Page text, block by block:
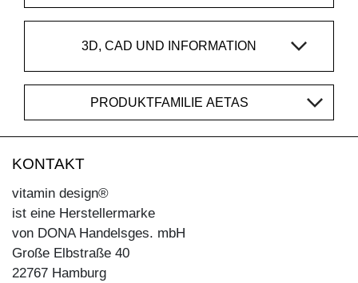
3D, CAD UND INFORMATION
PRODUKTFAMILIE AETAS
KONTAKT
vitamin design®
ist eine Herstellermarke
von DONA Handelsges. mbH
Große Elbstraße 40
22767 Hamburg